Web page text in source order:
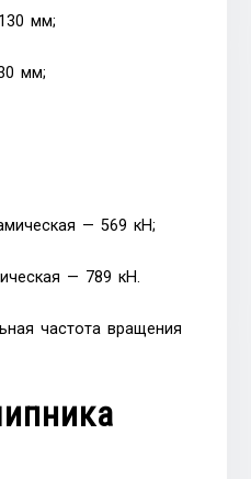
мм;
мм;
— 569 кН;
— 789 кН.
частота вращения